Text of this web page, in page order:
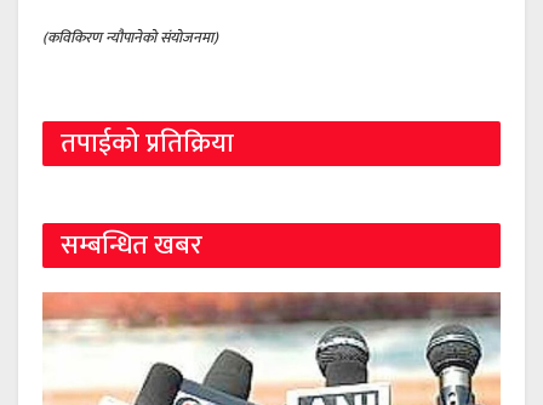
(कविकिरण न्यौपानेको संयोजनमा)
तपाईको प्रतिक्रिया
सम्बन्धित खबर